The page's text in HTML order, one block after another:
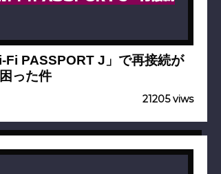
Fi PASSPORT J」で再接続が
った件
21205 viws